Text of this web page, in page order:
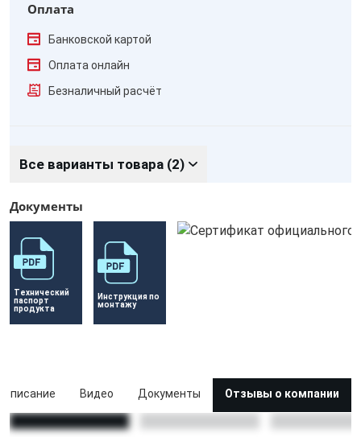
Оплата
Банковской картой
Оплата онлайн
Безналичный расчёт
Все варианты товара (2)
Документы
Технический
паспорт
продукта
Инструкция по
монтажу
Описание Видео Документы Отзывы о компании